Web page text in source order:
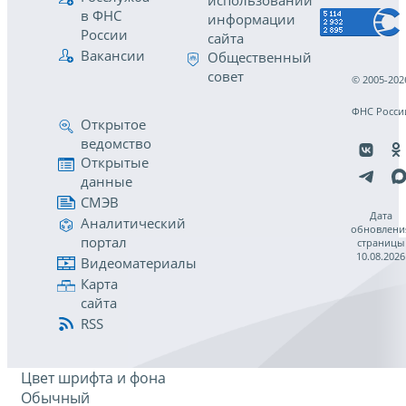
в ФНС
России
Вакансии
информации
сайта
Общественный
совет
Открытое
ведомство
Открытые
данные
СМЭВ
Аналитический
портал
Видеоматериалы
Карта
сайта
RSS
© 2005-
ФНС
Дата
страницы
10.08.2026
Цвет шрифта и фона
Обычный